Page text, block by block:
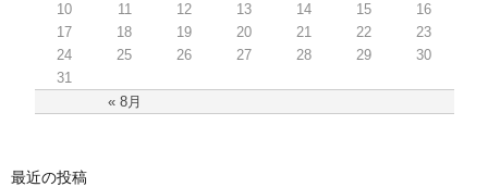
« 8月
10
11 12 13 14 15
16
17
18 19 20 21 22
23
24
25 26 27 28 29
30
31
最近の投稿